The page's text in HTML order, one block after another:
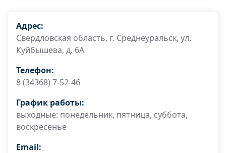
Адрес:
Свердловская область, г. Среднеуральск, ул.
Куйбышева, д. 6А
Телефон:
8 (34368) 7-52-46
График работы:
выходные: понедельник, пятница, суббота,
воскресенье
Email: